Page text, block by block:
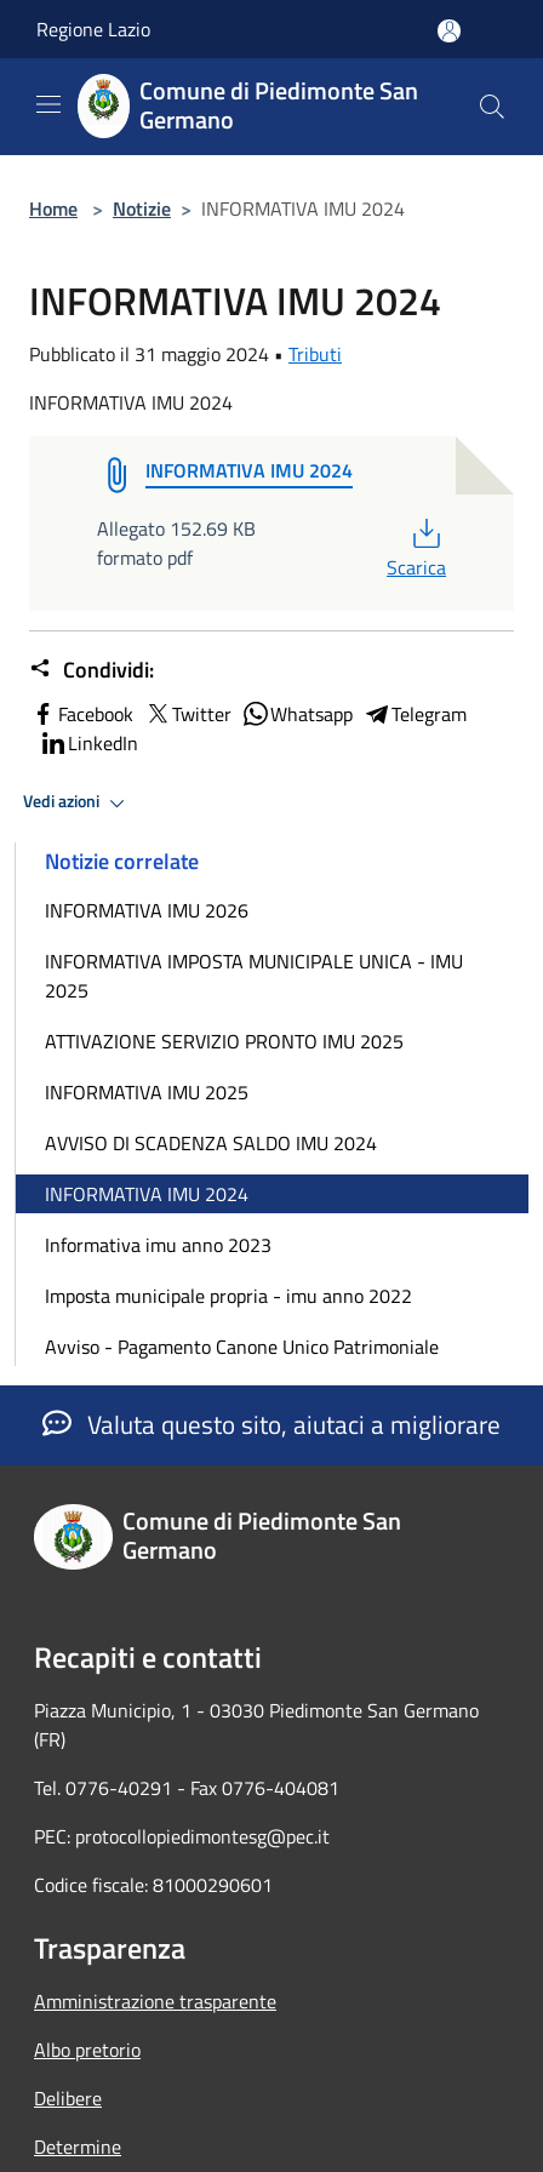
Regione Lazio
Comune di Piedimonte San
Germano
Home > Notizie > INFORMATIVA IMU 2024
INFORMATIVA IMU 2024
Pubblicato il 31 maggio 2024 • Tributi
INFORMATIVA IMU 2024
INFORMATIVA IMU 2024
Allegato 152.69 KB
formato pdf
Scarica
Condividi:
Facebook Twitter Whatsapp
Telegram
LinkedIn
Vedi azioni
Notizie correlate
INFORMATIVA IMU 2026
INFORMATIVA IMPOSTA MUNICIPALE UNICA - IMU
2025
ATTIVAZIONE SERVIZIO PRONTO IMU 2025
INFORMATIVA IMU 2025
AVVISO DI SCADENZA SALDO IMU 2024
INFORMATIVA IMU 2024
Informativa imu anno 2023
Imposta municipale propria - imu anno 2022
Avviso - Pagamento Canone Unico Patrimoniale
Valuta questo sito, aiutaci a migliorare
Comune di Piedimonte San
Germano
Recapiti e contatti
Piazza Municipio, 1 - 03030 Piedimonte San Germano
(FR)
Tel. 0776-40291 - Fax 0776-404081
PEC: protocollopiedimontesg@pec.it
Codice fiscale: 81000290601
Trasparenza
Amministrazione trasparente
Albo pretorio
Delibere
Determine